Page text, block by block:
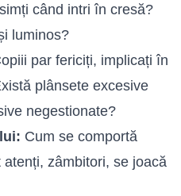
când intri în cresă?
luminos?
par fericiți, implicați în
plânsete excesive
negestionate?
Cum se comportă
zâmbitori, se joacă